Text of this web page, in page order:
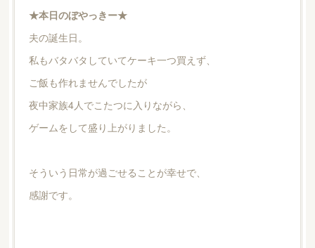
★本日のぼやっきー★
夫の誕生日。
私もバタバタしていてケーキ一つ買えず、
ご飯も作れませんでしたが
夜中家族4人でこたつに入りながら、
ゲームをして盛り上がりました。
そういう日常が過ごせることが幸せで、
感謝です。